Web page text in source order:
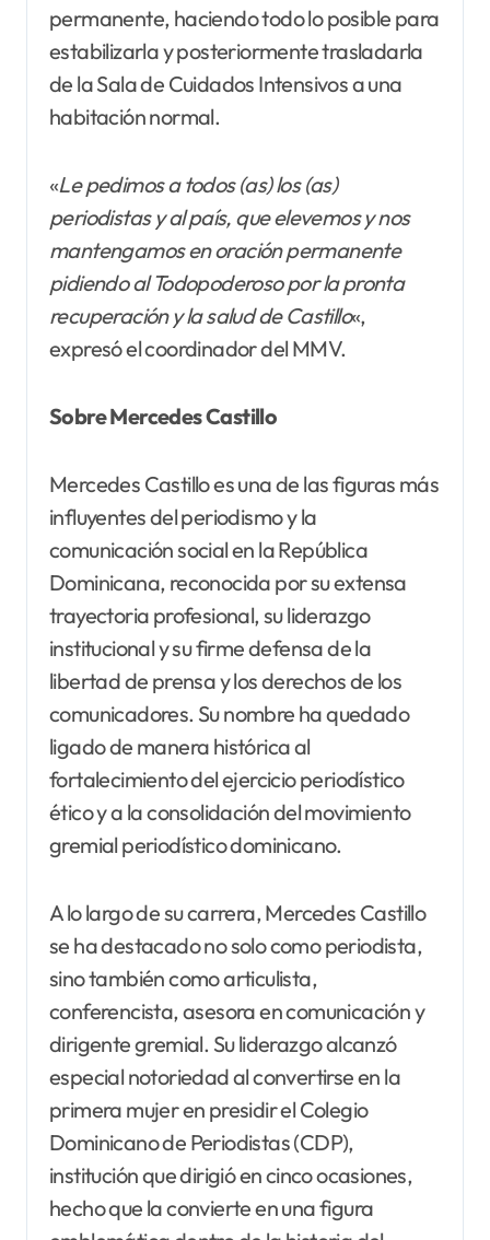
permanente, haciendo todo lo posible para
estabilizarla y posteriormente trasladarla
de la Sala de Cuidados Intensivos a una
habitación normal.
«Le pedimos a todos (as) los (as)
periodistas y al país, que elevemos y nos
mantengamos en oración permanente
pidiendo al Todopoderoso por la pronta
recuperación y la salud de Castillo«,
expresó el coordinador del MMV.
Sobre Mercedes Castillo
Mercedes Castillo es una de las figuras más
influyentes del periodismo y la
comunicación social en la República
Dominicana, reconocida por su extensa
trayectoria profesional, su liderazgo
institucional y su firme defensa de la
libertad de prensa y los derechos de los
comunicadores. Su nombre ha quedado
ligado de manera histórica al
fortalecimiento del ejercicio periodístico
ético y a la consolidación del movimiento
gremial periodístico dominicano.
A lo largo de su carrera, Mercedes Castillo
se ha destacado no solo como periodista,
sino también como articulista,
conferencista, asesora en comunicación y
dirigente gremial. Su liderazgo alcanzó
especial notoriedad al convertirse en la
primera mujer en presidir el Colegio
Dominicano de Periodistas (CDP),
institución que dirigió en cinco ocasiones,
hecho que la convierte en una figura